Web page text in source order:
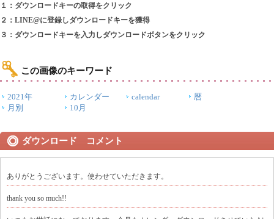
１：ダウンロードキーの取得をクリック
２：LINE@に登録しダウンロードキーを獲得
３：ダウンロードキーを入力しダウンロードボタンをクリック
この画像のキーワード
2021年 カレンダー calendar
暦
月別
10月
ダウンロード コメント
ありがとうございます。使わせていただきます。
thank you so much!!